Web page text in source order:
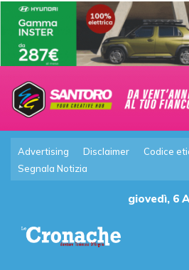
Advertising Disclaimer Codice
Segnala Notizia
giovedì, 6